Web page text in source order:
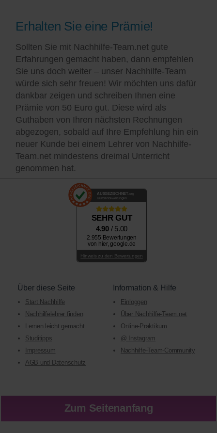
Erhalten Sie eine Prämie!
Sollten Sie mit Nachhilfe-Team.net gute
Erfahrungen gemacht haben, dann empfehlen
Sie uns doch weiter – unser Nachhilfe-Team
würde sich sehr freuen! Wir möchten uns dafür
dankbar zeigen und schreiben Ihnen eine
Prämie von 50 Euro gut. Diese wird als
Guthaben von Ihren nächsten Rechnungen
abgezogen, sobald auf Ihre Empfehlung hin ein
neuer Kunde bei einem Lehrer von Nachhilfe-
Team.net mindestens dreimal Unterricht
genommen hat.
AUSGEZEICHNET .org
Kundenbewertungen
SEHR GUT
4.90 / 5.00
2.955 Bewertungen
von hier, google.de
Hinweis zu den Bewertungen
Über diese Seite
Start Nachhilfe
Nachhilfelehrer finden
Lernen leicht gemacht
Studitipps
Impressum
AGB und Datenschutz
Information & Hilfe
Einloggen
Über Nachhilfe-Team.net
Online-Praktikum
@ Instagram
Nachhilfe-Team-Community
Zum Seitenanfang